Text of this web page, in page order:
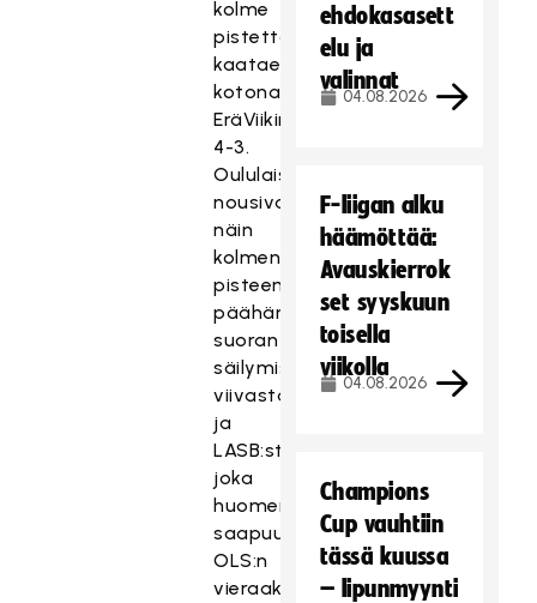
kolme
pistettä
kaataessaan
kotonaan
EräViikingit
4-3.
Oululaiset
nousivat
näin
kolmen
pisteen
päähän
suoran
säilymisen
viivasta
ja
LASB:sta,
joka
huomenna
saapuu
OLS:n
vieraaksi.
ehdokasasett
elu ja
valinnat
04.08.2026
F-liigan alku
häämöttää:
Avauskierrok
set syyskuun
toisella
viikolla
04.08.2026
Champions
Cup vauhtiin
tässä kuussa
– lipunmyynti